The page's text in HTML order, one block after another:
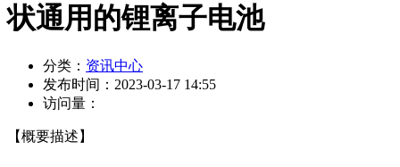
状通用的锂离子电池
分类： 资讯中心
发布时间： 2023-03-17 14:55
访问量：
【概要描述】